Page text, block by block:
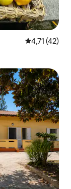
Gemiddelde
4,71 (42)